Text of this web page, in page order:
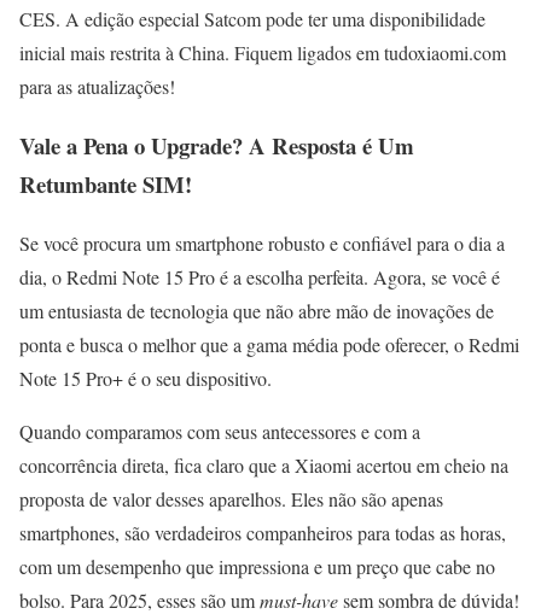
CES. A edição especial Satcom pode ter uma disponibilidade
inicial mais restrita à China. Fiquem ligados em tudoxiaomi.com
para as atualizações!
Vale a Pena o Upgrade? A Resposta é Um
Retumbante SIM!
Se você procura um smartphone robusto e confiável para o dia a
dia, o Redmi Note 15 Pro é a escolha perfeita. Agora, se você é
um entusiasta de tecnologia que não abre mão de inovações de
ponta e busca o melhor que a gama média pode oferecer, o Redmi
Note 15 Pro+ é o seu dispositivo.
Quando comparamos com seus antecessores e com a
concorrência direta, fica claro que a Xiaomi acertou em cheio na
proposta de valor desses aparelhos. Eles não são apenas
smartphones, são verdadeiros companheiros para todas as horas,
com um desempenho que impressiona e um preço que cabe no
bolso. Para 2025, esses são ummust-havesem sombra de dúvida!